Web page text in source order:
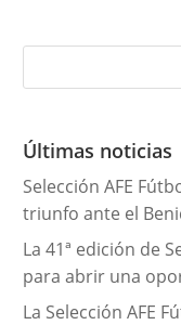
g
r
a
s
Últimas noticias
Selección AFE
triunfo ante el
La 41ª edición de
para abrir una
La Selección AFE